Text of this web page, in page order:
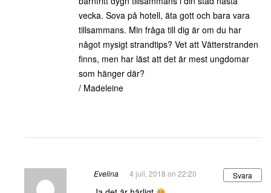
vecka. Sova på hotell, äta gott och bara vara
tillsammans. Min fråga till dig är om du har
något mysigt strandtips? Vet att Vätterstranden
finns, men har läst att det är mest ungdomar
som hänger där?
/ Madeleine
Evelina 4 juli, 2018 on 22:20 Svara